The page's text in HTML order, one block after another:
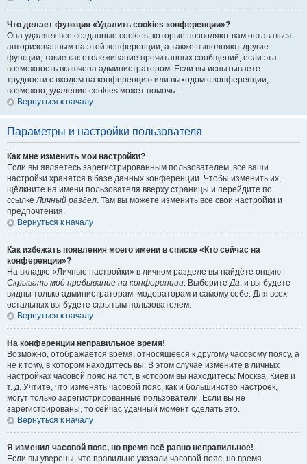
Что делает функция «Удалить cookies конференции»?
Она удаляет все созданные cookies, которые позволяют вам оставаться
авторизованным на этой конференции, а также выполняют другие
функции, такие как отслеживание прочитанных сообщений, если эта
возможность включена администратором. Если вы испытываете
трудности с входом на конференцию или выходом с конференции,
возможно, удаление cookies может помочь.
Вернуться к началу
Параметры и настройки пользователя
Как мне изменить мои настройки?
Если вы являетесь зарегистрированным пользователем, все ваши
настройки хранятся в базе данных конференции. Чтобы изменить их,
щёлкните на имени пользователя вверху страницы и перейдите по
ссылкеЛичный раздел. Там вы можете изменить все свои настройки и
предпочтения.
Вернуться к началу
Как избежать появления моего имени в списке «Кто сейчас на
конференции»?
На вкладке «Личные настройки» в личном разделе вы найдёте опцию
Скрывать моё пребывание на конференции. ВыберитеДа, и вы будете
видны только администраторам, модераторам и самому себе. Для всех
остальных вы будете скрытым пользователем.
Вернуться к началу
На конференции неправильное время!
Возможно, отображается время, относящееся к другому часовому поясу, а
не к тому, в котором находитесь вы. В этом случае измените в личных
настройках часовой пояс на тот, в котором вы находитесь: Москва, Киев и
т. д. Учтите, что изменять часовой пояс, как и большинство настроек,
могут только зарегистрированные пользователи. Если вы не
зарегистрированы, то сейчас удачный момент сделать это.
Вернуться к началу
Я изменил часовой пояс, но время всё равно неправильное!
Если вы уверены, что правильно указали часовой пояс, но время